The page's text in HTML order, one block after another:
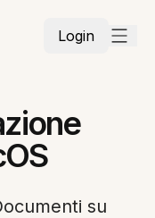
Login
su